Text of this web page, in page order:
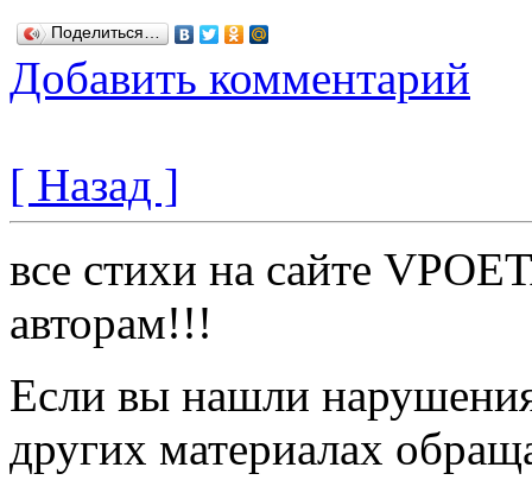
Поделиться…
Добавить комментарий
[ Назад ]
все стихи на сайте
авторам!!!
Если вы нашли
других материалах